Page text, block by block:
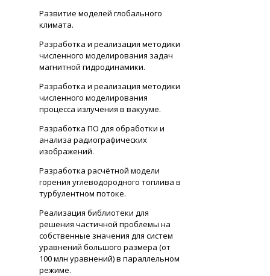
Развитие моделей глобального
климата.
Разработка и реализация методики
численного моделирования задач
магнитной гидродинамики.
Разработка и реализация методики
численного моделирования
процесса излучения в вакууме.
Разработка ПО для обработки и
анализа радиографических
изображений.
Разработка расчётной модели
горения углеводородного топлива в
турбулентном потоке.
Реализация библиотеки для
решения частичной проблемы на
собственные значения для систем
уравнений большого размера (от
100 млн уравнений) в параллельном
режиме.